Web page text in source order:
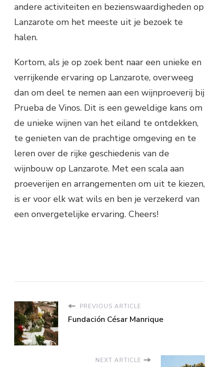
andere activiteiten en bezienswaardigheden op
Lanzarote om het meeste uit je bezoek te
halen.
Kortom, als je op zoek bent naar een unieke en
verrijkende ervaring op Lanzarote, overweeg
dan om deel te nemen aan een wijnproeverij bij
Prueba de Vinos. Dit is een geweldige kans om
de unieke wijnen van het eiland te ontdekken,
te genieten van de prachtige omgeving en te
leren over de rijke geschiedenis van de
wijnbouw op Lanzarote. Met een scala aan
proeverijen en arrangementen om uit te kiezen,
is er voor elk wat wils en ben je verzekerd van
een onvergetelijke ervaring. Cheers!
PREVIOUS ARTICLE
Fundación César Manrique
NEXT ARTICLE